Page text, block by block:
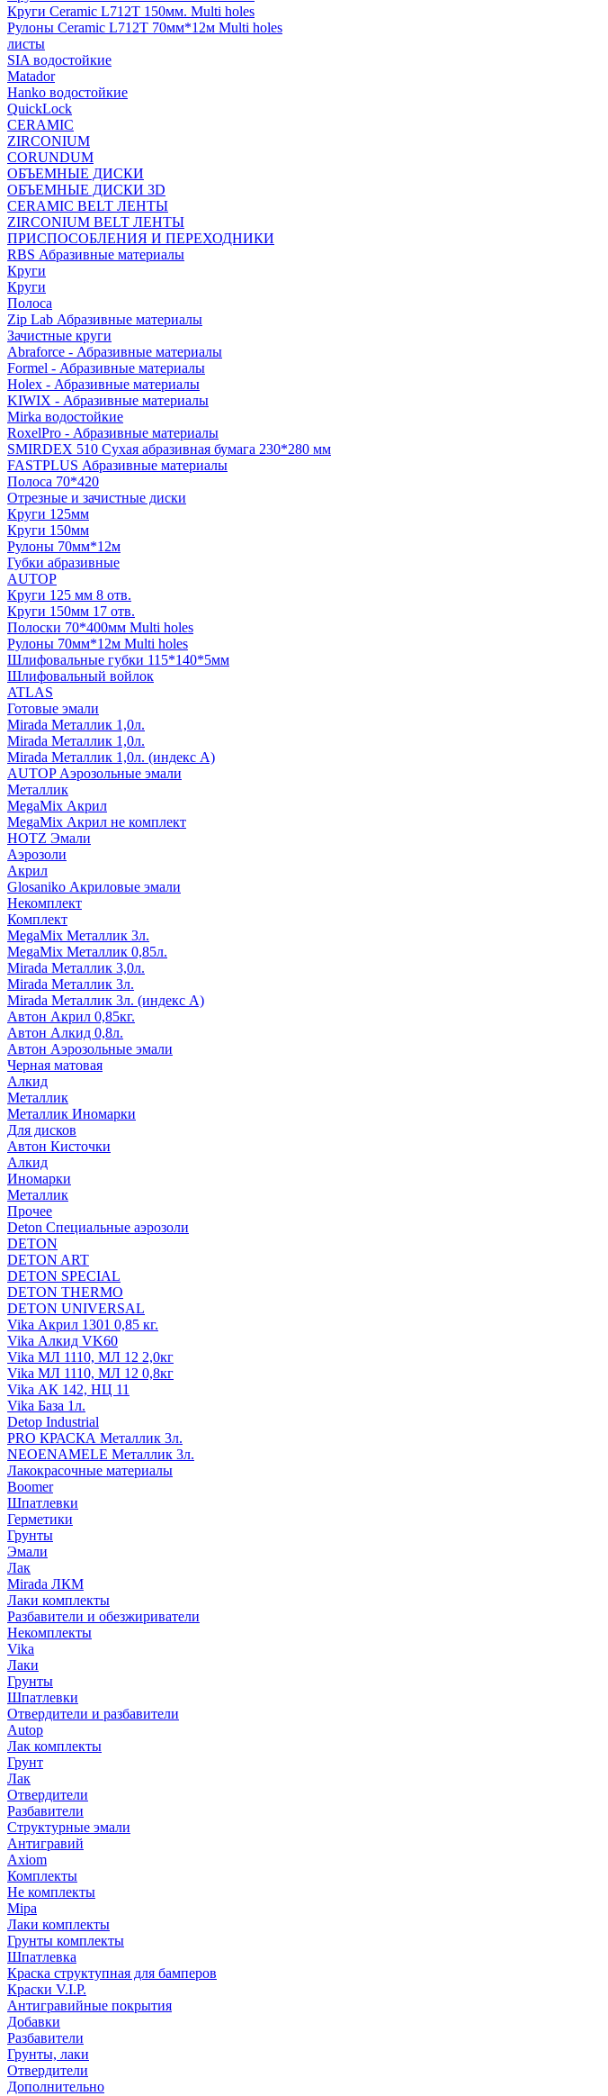
Круги Ceramic L712T 150мм. Multi holes
Рулоны Ceramic L712T 70мм*12м Multi holes
листы
SIA водостойкие
Matador
Hanko водостойкие
QuickLock
CERAMIC
ZIRCONIUM
СORUNDUM
ОБЪЕМНЫЕ ДИСКИ
ОБЪЕМНЫЕ ДИСКИ 3D
CERAMIC BELT ЛЕНТЫ
ZIRCONIUM BELT ЛЕНТЫ
ПРИСПОСОБЛЕНИЯ И ПЕРЕХОДНИКИ
RBS Абразивные материалы
Круги
Круги
Полоса
Zip Lab Абразивные материалы
Зачистные круги
Abraforce - Абразивные материалы
Formel - Абразивные материалы
Holex - Абразивные материалы
KIWIX - Абразивные материалы
Mirka водостойкие
RoxelPro - Абразивные материалы
SMIRDEX 510 Сухая абразивная бумага 230*280 мм
FASTPLUS Абразивные материалы
Полоса 70*420
Отрезные и зачистные диски
Круги 125мм
Круги 150мм
Рулоны 70мм*12м
Губки абразивные
AUTOP
Круги 125 мм 8 отв.
Круги 150мм 17 отв.
Полоски 70*400мм Multi holes
Рулоны 70мм*12м Multi holes
Шлифовальные губки 115*140*5мм
Шлифовальный войлок
ATLAS
Готовые эмали
Mirada Металлик 1,0л.
Mirada Металлик 1,0л.
Mirada Металлик 1,0л. (индекс А)
AUTOP Аэрозольные эмали
Металлик
MegaMix Акрил
MegaMix Акрил не комплект
HOTZ Эмали
Аэрозоли
Акрил
Glosaniko Акриловые эмали
Некомплект
Комплект
MegaMix Металлик 3л.
MegaMix Металлик 0,85л.
Mirada Металлик 3,0л.
Mirada Металлик 3л.
Mirada Металлик 3л. (индекс А)
Автон Акрил 0,85кг.
Автон Алкид 0,8л.
Автон Аэрозольные эмали
Черная матовая
Алкид
Металлик
Металлик Иномарки
Для дисков
Автон Кисточки
Алкид
Иномарки
Металлик
Прочее
Deton Специальные аэрозоли
DETON
DETON ART
DETON SPECIAL
DETON THERMO
DETON UNIVERSAL
Vika Акрил 1301 0,85 кг.
Vika Алкид VK60
Vika МЛ 1110, МЛ 12 2,0кг
Vika МЛ 1110, МЛ 12 0,8кг
Vika АК 142, НЦ 11
Vika База 1л.
Detop Industrial
PRO КРАСКА Металлик 3л.
NEOENAMELE Металлик 3л.
Лакокрасочные материалы
Boomer
Шпатлевки
Герметики
Грунты
Эмали
Лак
Mirada ЛКМ
Лаки комплекты
Разбавители и обезжириватели
Некомплекты
Vika
Лаки
Грунты
Шпатлевки
Отвердители и разбавители
Autop
Лак комплекты
Грунт
Лак
Отвердители
Разбавители
Структурные эмали
Антигравий
Axiom
Комплекты
Не комплекты
Mipa
Лаки комплекты
Грунты комплекты
Шпатлевка
Краска структупная для бамперов
Краски V.I.P.
Антигравийные покрытия
Добавки
Разбавители
Грунты, лаки
Отвердители
Дополнительно